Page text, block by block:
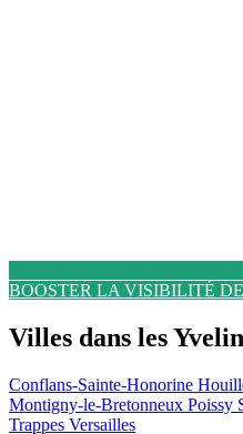
BOOSTER LA VISIBILITÉ
Villes dans les
Conflans-Sainte-Honorine
Montigny-le-Bretonneux Poissy
Trappes Versailles